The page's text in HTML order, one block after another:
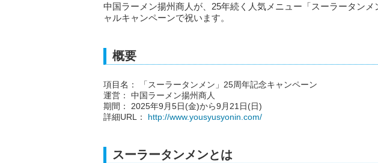
中国ラーメン揚州商人が、25年続く人気メニュー「スーラータン
ャルキャンペーンで祝います。
概要
項目名： 「スーラータンメン」25周年記念キャンペーン
運営： 中国ラーメン揚州商人
期間： 2025年9月5日(金)から9月21日(日)
詳細URL： http://www.yousyusyonin.com/
スーラータンメンとは